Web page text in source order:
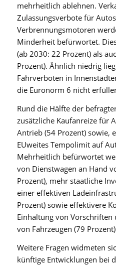
mehrheitlich ablehnen.
Zulassungsverbote für
Verbrennungsmotoren
Minderheit befürwortet.
(ab 2030: 22 Prozent) als
Prozent). Ähnlich niedrig
Fahrverboten in
die Euronorm 6 nicht
Rund die Hälfte der
zusätzliche Kaufanreize für
Antrieb (54 Prozent) sowie,
EUweites Tempolimit auf
Mehrheitlich befürwortet
von Dienstwagen an Hand
Prozent), mehr staatliche
einer effektiven
Prozent) sowie effektivere
Einhaltung von
von Fahrzeugen (79
Weitere Fragen widmeten
künftige Entwicklungen bei